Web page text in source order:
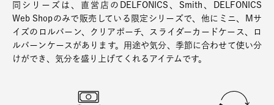
同シリーズは、直営店のDELFONICS、Smith、DELFONICS
Web Shopのみで販売している限定シリーズで、他にミニ、Mサ
イズのロルバーン、クリアポーチ、スライダーカードケース、ロ
ルバーンケースがあります。用途や気分、季節に合わせて使い分
けができ、気分を盛り上げてくれるアイテムです。